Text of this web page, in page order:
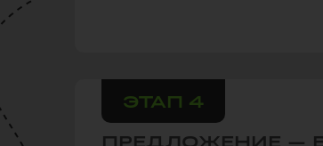
ЭТАП 4
ПРЕДЛОЖЕНИЕ —